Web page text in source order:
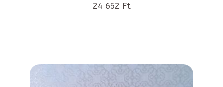
24 662 Ft